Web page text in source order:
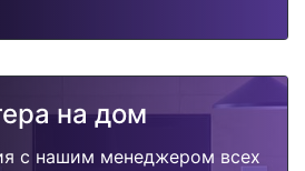
на дом
с нашим менеджером всех